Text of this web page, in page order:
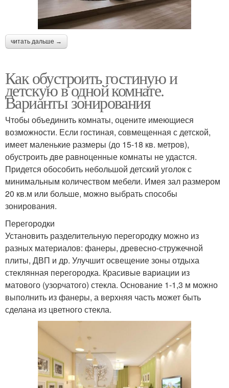
читать дальше →
Как обустроить гостиную и
детскую в одной комнате.
Варианты зонирования
Чтобы объединить комнаты, оцените имеющиеся
возможности. Если гостиная, совмещенная с детской,
имеет маленькие размеры (до 15-18 кв. метров),
обустроить две равноценные комнаты не удастся.
Придется обособить небольшой детский уголок с
минимальным количеством мебели. Имея зал размером
20 кв.м или больше, можно выбрать способы
зонирования.
Перегородки
Установить разделительную перегородку можно из
разных материалов: фанеры, древесно-стружечной
плиты, ДВП и др. Улучшит освещение зоны отдыха
стеклянная перегородка. Красивые вариации из
матового (узорчатого) стекла. Основание 1-1,3 м можно
выполнить из фанеры, а верхняя часть может быть
сделана из цветного стекла.